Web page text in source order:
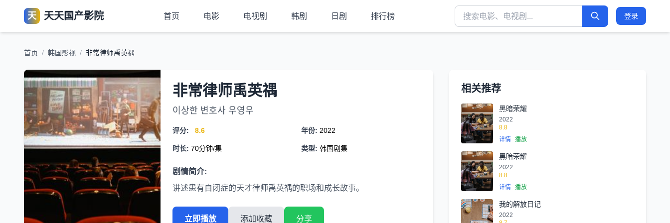
天 天天国产影院 首页 电影 电视剧 韩剧 日剧 排行榜 登录
首页 / 韩国影视 / 非常律师禹英禑
非常律师禹英禑
이상한 변호사 우영우
评分: 8.6 年份: 2022
时长: 70分钟/集 类型: 韩国剧集
剧情简介:
讲述患有自闭症的天才律师禹英禑的职场和成长故事。
立即播放 添加收藏 分享
相关推荐
黑暗荣耀
2022
8.8
详情 播放
黑暗荣耀
2022
8.8
详情 播放
我的解放日记
2022